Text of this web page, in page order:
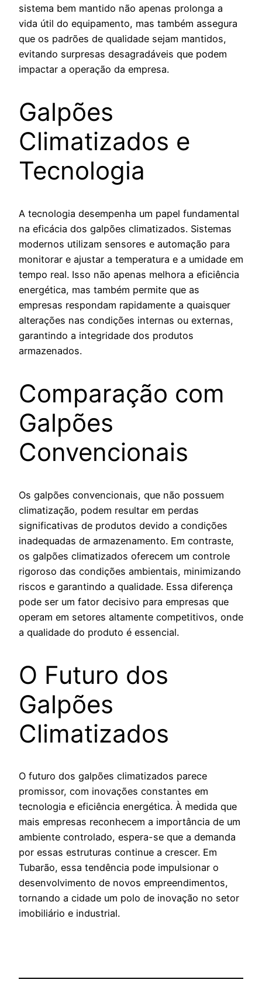
sistema bem mantido não apenas prolonga a
vida útil do equipamento, mas também assegura
que os padrões de qualidade sejam mantidos,
evitando surpresas desagradáveis que podem
impactar a operação da empresa.
Galpões
Climatizados e
Tecnologia
A tecnologia desempenha um papel fundamental
na eficácia dos galpões climatizados. Sistemas
modernos utilizam sensores e automação para
monitorar e ajustar a temperatura e a umidade em
tempo real. Isso não apenas melhora a eficiência
energética, mas também permite que as
empresas respondam rapidamente a quaisquer
alterações nas condições internas ou externas,
garantindo a integridade dos produtos
armazenados.
Comparação com
Galpões
Convencionais
Os galpões convencionais, que não possuem
climatização, podem resultar em perdas
significativas de produtos devido a condições
inadequadas de armazenamento. Em contraste,
os galpões climatizados oferecem um controle
rigoroso das condições ambientais, minimizando
riscos e garantindo a qualidade. Essa diferença
pode ser um fator decisivo para empresas que
operam em setores altamente competitivos, onde
a qualidade do produto é essencial.
O Futuro dos
Galpões
Climatizados
O futuro dos galpões climatizados parece
promissor, com inovações constantes em
tecnologia e eficiência energética. À medida que
mais empresas reconhecem a importância de um
ambiente controlado, espera-se que a demanda
por essas estruturas continue a crescer. Em
Tubarão, essa tendência pode impulsionar o
desenvolvimento de novos empreendimentos,
tornando a cidade um polo de inovação no setor
imobiliário e industrial.